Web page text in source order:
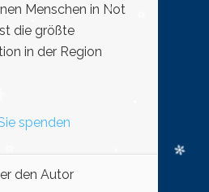
Menschen in Not
die größte
in der Region
spenden
den Autor